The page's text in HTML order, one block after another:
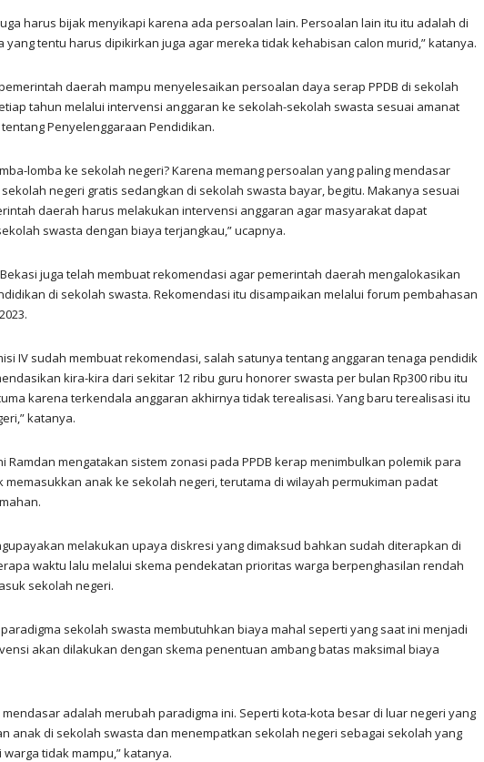
harus bijak menyikapi karena ada persoalan lain. Persoalan lain itu itu adalah di
tentu harus dipikirkan juga agar mereka tidak kehabisan calon murid,” katanya.
daerah mampu menyelesaikan persoalan daya serap PPDB di sekolah
tahun melalui intervensi anggaran ke sekolah-sekolah swasta sesuai amanat
Penyelenggaraan Pendidikan.
lomba ke sekolah negeri? Karena memang persoalan yang paling mendasar
negeri gratis sedangkan di sekolah swasta bayar, begitu. Makanya sesuai
daerah harus melakukan intervensi anggaran agar masyarakat dapat
swasta dengan biaya terjangkau,” ucapnya.
Bekasi juga telah membuat rekomendasi agar pemerintah daerah mengalokasikan
di sekolah swasta. Rekomendasi itu disampaikan melalui forum pembahasan
IV sudah membuat rekomendasi, salah satunya tentang anggaran tenaga pendidik
kira-kira dari sekitar 12 ribu guru honorer swasta per bulan Rp300 ribu itu
karena terkendala anggaran akhirnya tidak terealisasi. Yang baru terealisasi itu
katanya.
Ramdan mengatakan sistem zonasi pada PPDB kerap menimbulkan polemik para
memasukkan anak ke sekolah negeri, terutama di wilayah permukiman padat
melakukan upaya diskresi yang dimaksud bahkan sudah diterapkan di
waktu lalu melalui skema pendekatan prioritas warga berpenghasilan rendah
sekolah negeri.
sekolah swasta membutuhkan biaya mahal seperti yang saat ini menjadi
akan dilakukan dengan skema penentuan ambang batas maksimal biaya
mendasar adalah merubah paradigma ini. Seperti kota-kota besar di luar negeri yang
anak di sekolah swasta dan menempatkan sekolah negeri sebagai sekolah yang
tidak mampu,” katanya.